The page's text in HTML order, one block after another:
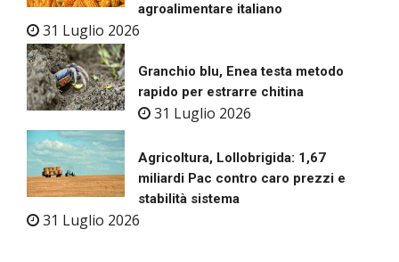
agroalimentare italiano
31 Luglio 2026
Granchio blu, Enea testa metodo
rapido per estrarre chitina
31 Luglio 2026
Agricoltura, Lollobrigida: 1,67
miliardi Pac contro caro prezzi e
stabilità sistema
31 Luglio 2026